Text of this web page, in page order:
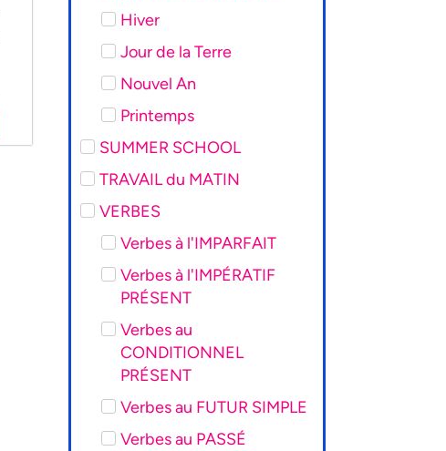
Hiver
Jour de la Terre
Nouvel An
Printemps
SUMMER SCHOOL
TRAVAIL du MATIN
VERBES
Verbes à l'IMPARFAIT
Verbes à l'IMPÉRATIF
PRÉSENT
Verbes au
CONDITIONNEL
PRÉSENT
Verbes au FUTUR SIMPLE
Verbes au PASSÉ